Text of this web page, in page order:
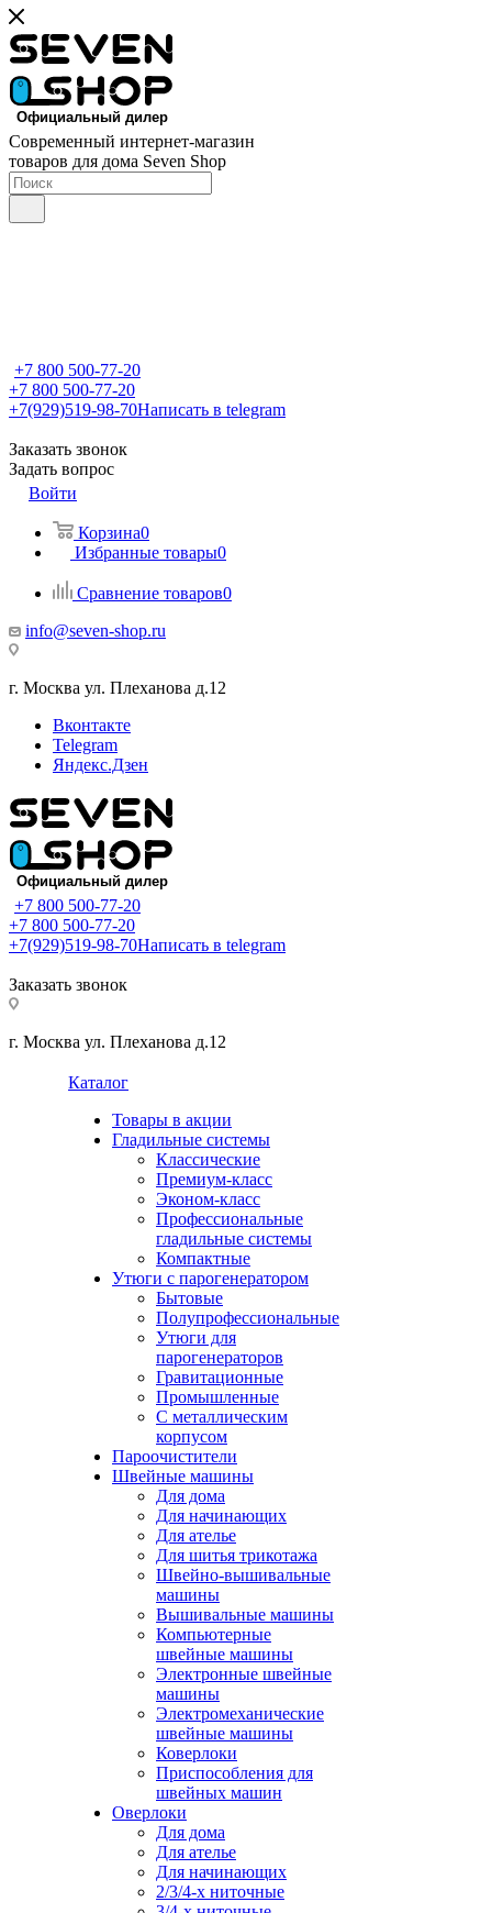
Современный интернет-магазин
товаров для дома Seven Shop
+7 800 500-77-20
+7 800 500-77-20
+7(929)519-98-70Написать в telegram
Заказать звонок
Задать вопрос
Войти
Корзина0
Избранные товары0
Сравнение товаров0
info@seven-shop.ru
г. Москва ул. Плеханова д.12
Вконтакте
Telegram
Яндекс.Дзен
+7 800 500-77-20
+7 800 500-77-20
+7(929)519-98-70Написать в telegram
Заказать звонок
г. Москва ул. Плеханова д.12
Каталог
Товары в акции
Гладильные системы
Классические
Премиум-класс
Эконом-класс
Профессиональные
гладильные системы
Компактные
Утюги с парогенератором
Бытовые
Полупрофессиональные
Утюги для
парогенераторов
Гравитационные
Промышленные
С металлическим
корпусом
Пароочистители
Швейные машины
Для дома
Для начинающих
Для ателье
Для шитья трикотажа
Швейно-вышивальные
машины
Вышивальные машины
Компьютерные
швейные машины
Электронные швейные
машины
Электромеханические
швейные машины
Коверлоки
Приспособления для
швейных машин
Оверлоки
Для дома
Для ателье
Для начинающих
2/3/4-х ниточные